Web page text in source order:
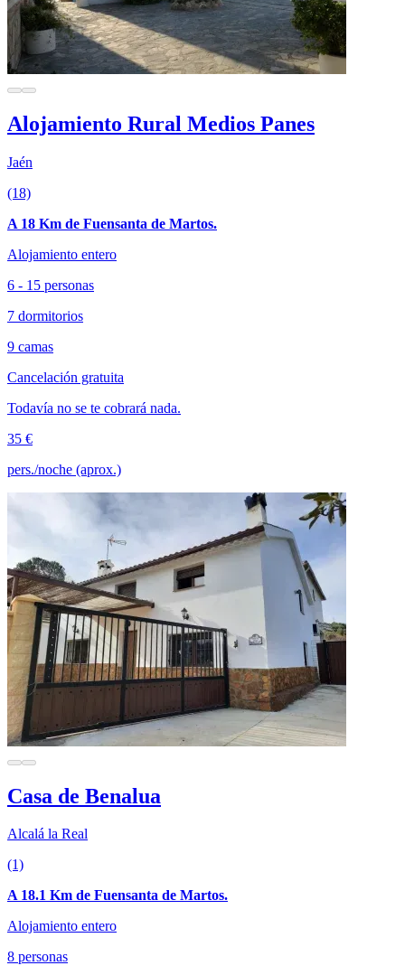
Alojamiento Rural Medios Panes
Jaén
(18)
A 18 Km de Fuensanta de Martos.
Alojamiento entero
6 - 15 personas
7 dormitorios
9 camas
Cancelación gratuita
Todavía no se te cobrará nada.
35 €
pers./noche (aprox.)
Casa de Benalua
Alcalá la Real
(1)
A 18.1 Km de Fuensanta de Martos.
Alojamiento entero
8 personas